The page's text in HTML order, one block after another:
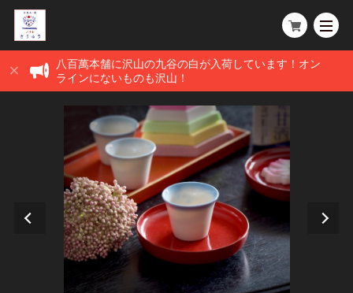
八百萬本舗に沢山の九谷の白が入荷しています！オン
ラインにないものも沢山！